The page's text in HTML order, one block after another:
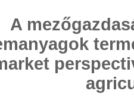
A